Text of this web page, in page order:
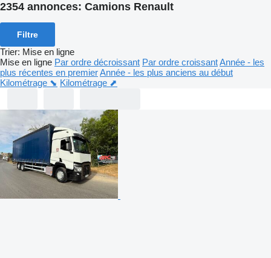
2354 annonces: Camions Renault
Filtre
Trier: Mise en ligne
Mise en ligne Par ordre décroissant Par ordre croissantAnnée - les
plus récentes en premierAnnée - les plus anciens au début
Kilométrage ⬊ Kilométrage ⬈